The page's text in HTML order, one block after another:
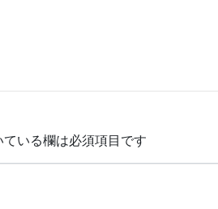
ている欄は必須項目です